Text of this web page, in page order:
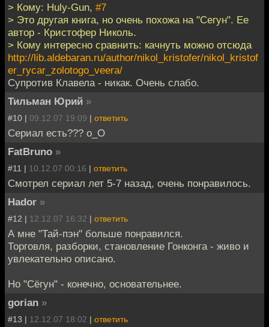
> Кому: Huly-Gun, #7
> Это другая книга, но очень похожа на "Сегун". Ее
автор - Кристофер Николь.
> Кому интересно сравнить: качнуть можно отсюда
http://lib.aldebaran.ru/author/nikol_kristofer/nikol_kristof
er_rycar_zolotogo_veera/
Супротив Клавела - никак. Очень слабо.
Тильман Юрий »
#10 | 09.12.07 19:09 | ответить
Сериал есть??? о_О
FatBruno »
#11 | 10.12.07 00:16 | ответить
Смотрел сериал лет 5-7 назад, очень понравилось.
Hador »
#12 | 12.12.07 16:32 | ответить
А мне "Тай-пэн" больше понравился.
Торговля, разборки, становление Гонконга - живо и
увлекательно описано.
Но "Сёгун" - конечно, основательнее.
gorian »
#13 | 12.12.07 18:02 | ответить